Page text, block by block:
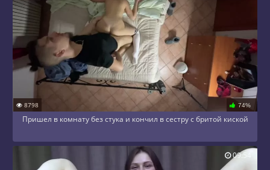
8798 74%
Пришел в комнату без стука и кончил в сестру с бритой киской
09:54